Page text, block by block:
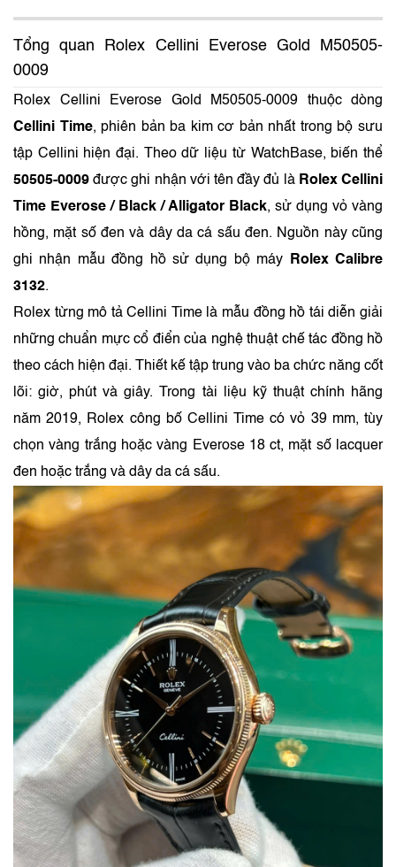
Tổng quan Rolex Cellini Everose Gold M50505-
0009
Rolex Cellini Everose Gold M50505-0009 thuộc dòng
Cellini Time, phiên bản ba kim cơ bản nhất trong bộ sưu
tập Cellini hiện đại. Theo dữ liệu từ WatchBase, biến thể
50505-0009 được ghi nhận với tên đầy đủ là Rolex Cellini
Time Everose / Black / Alligator Black, sử dụng vỏ vàng
hồng, mặt số đen và dây da cá sấu đen. Nguồn này cũng
ghi nhận mẫu đồng hồ sử dụng bộ máy
Rolex Calibre
3132.
Rolex từng mô tả Cellini Time là mẫu đồng hồ tái diễn giải
những chuẩn mực cổ điển của nghệ thuật chế tác đồng hồ
theo cách hiện đại. Thiết kế tập trung vào ba chức năng cốt
lõi: giờ, phút và giây. Trong tài liệu kỹ thuật chính hãng
năm 2019, Rolex công bố Cellini Time có vỏ 39 mm, tùy
chọn vàng trắng hoặc vàng Everose 18 ct, mặt số lacquer
đen hoặc trắng và dây da cá sấu.